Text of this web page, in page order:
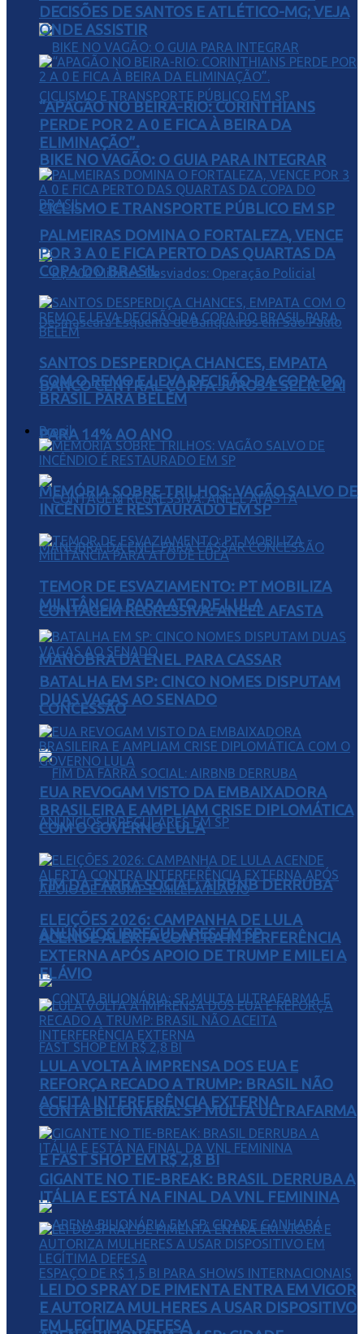
BIKE NO VAGÃO: O GUIA PARA INTEGRAR
CICLISMO E TRANSPORTE PÚBLICO EM SP
BANCO CENTRAL CORTA JUROS E SELIC CAI
PARA 14% AO ANO
CONTAGEM REGRESSIVA: ANEEL AFASTA
MANOBRA DA ENEL PARA CASSAR
CONCESSÃO
FIM DA FARRA SOCIAL: AIRBNB DERRUBA
ANÚNCIOS IRREGULARES EM SP
CONTA BILIONÁRIA: SP MULTA ULTRAFARMA
E FAST SHOP EM R$ 2,8 BI
DECISÕES DE SANTOS E ATLÉTICO-MG; VEJA
ONDE ASSISTIR
“APAGÃO NO BEIRA-RIO: CORINTHIANS
PERDE POR 2 A 0 E FICA À BEIRA DA
ELIMINAÇÃO”.
PALMEIRAS DOMINA O FORTALEZA, VENCE
POR 3 A 0 E FICA PERTO DAS QUARTAS DA
COPA DO BRASIL
SANTOS DESPERDIÇA CHANCES, EMPATA
COM O REMO E LEVA DECISÃO DA COPA DO
BRASIL PARA BELÉM
Brasil
MEMÓRIA SOBRE TRILHOS: VAGÃO SALVO DE
INCÊNDIO É RESTAURADO EM SP
TEMOR DE ESVAZIAMENTO: PT MOBILIZA
MILITÂNCIA PARA ATO DE LULA
BATALHA EM SP: CINCO NOMES DISPUTAM
DUAS VAGAS AO SENADO
EUA REVOGAM VISTO DA EMBAIXADORA
BRASILEIRA E AMPLIAM CRISE DIPLOMÁTICA
COM O GOVERNO LULA
ELEIÇÕES 2026: CAMPANHA DE LULA
ACENDE ALERTA CONTRA INTERFERÊNCIA
EXTERNA APÓS APOIO DE TRUMP E MILEI A
FLÁVIO
LULA VOLTA À IMPRENSA DOS EUA E
REFORÇA RECADO A TRUMP: BRASIL NÃO
ACEITA INTERFERÊNCIA EXTERNA
GIGANTE NO TIE-BREAK: BRASIL DERRUBA A
ITÁLIA E ESTÁ NA FINAL DA VNL FEMININA
LEI DO SPRAY DE PIMENTA ENTRA EM VIGOR
E AUTORIZA MULHERES A USAR DISPOSITIVO
EM LEGÍTIMA DEFESA